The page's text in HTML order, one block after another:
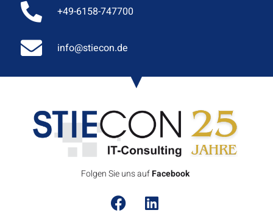
+49-6158-747700
info@stiecon.de
Folgen Sie uns auf Facebook